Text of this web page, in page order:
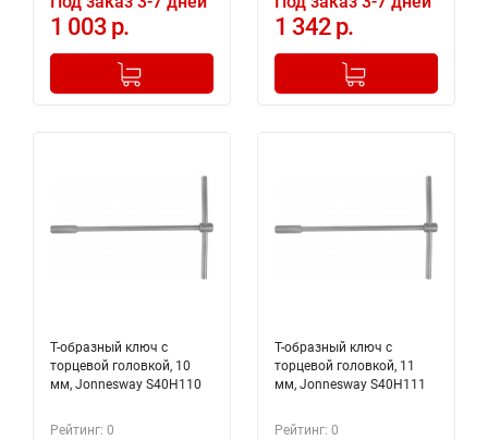
1 003 р.
+
Добавлено в корзину
1 342 р.
+
Добавлено в корзину
Т-образный ключ с
торцевой головкой, 10
мм, Jonnesway S40H110
Рейтинг: 0
Т-образный ключ с
торцевой головкой, 11
мм, Jonnesway S40H111
Рейтинг: 0